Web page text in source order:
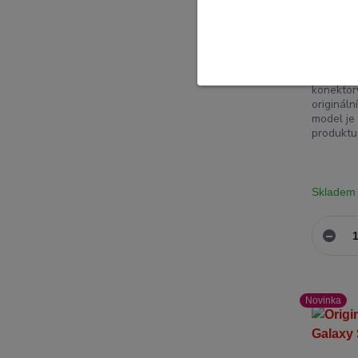
Deska
model
Skladem
Novinka